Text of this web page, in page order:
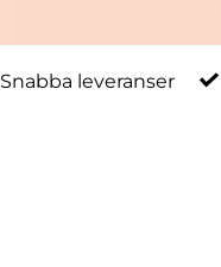
Snabba leveranser